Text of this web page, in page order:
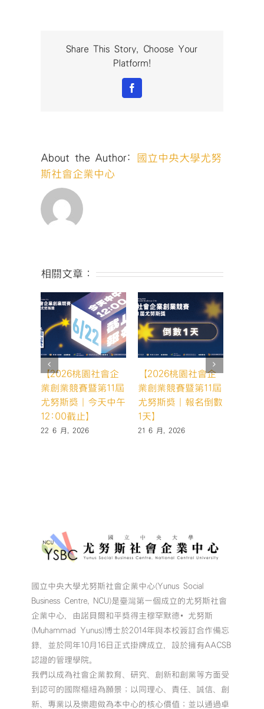
會
九
屆
斯
奬
作
#01】
社
會
問
題、
顧
客
隔
與
解
決
Share This Story, Choose Your
Platform!
Facebook
About the Author:
國立中央大學尤努
斯社會企業中心
相關文章：
【2026桃園社會企
業創業競賽暨第11屆
尤努斯獎｜今天中午
12:00截止】
22 6 月, 2026
【2026桃園社會企
業創業競賽暨第11屆
尤努斯獎｜報名倒數
1天】
21 6 月, 2026
國立中央大學尤努斯社會企業中心(Yunus Social
Business Centre, NCU)是臺灣第一個成立的尤努斯社會
企業中心，由諾貝爾和平獎得主穆罕默德•尤努斯
(Muhammad Yunus)博士於2014年與本校簽訂合作備忘
錄，並於同年10月16日正式掛牌成立，設於擁有AACSB
認證的管理學院。
我們以成為社會企業教育、研究、創新和創業等方面受
到認可的國際樞紐為願景；以同理心、責任、誠信、創
新、專業以及樂趣做為本中心的核心價值；並以通過卓